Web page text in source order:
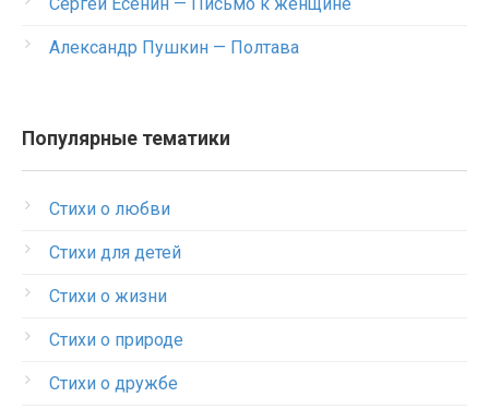
Александр Пушкин — Полтава
Популярные тематики
Стихи о любви
Стихи для детей
Стихи о жизни
Стихи о природе
Стихи о дружбе